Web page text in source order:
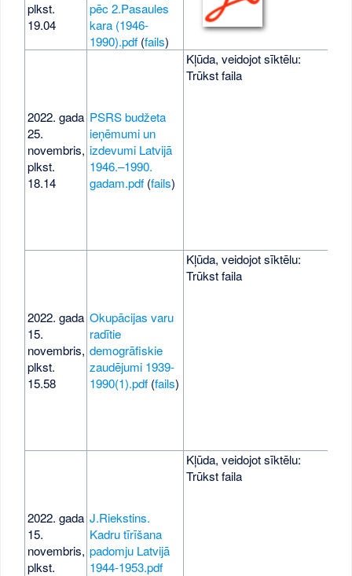
plkst.
19.04
pēc 2.Pasaules
kara (1946-
1990).pdf(fails)
2022. gada
25.
novembris,
plkst.
18.14
PSRS budžeta
ieņēmumi un
izdevumi Latvijā
1946.–1990.
gadam.pdf(fails)
Kļūda, veidojot sīktēlu:
Trūkst faila
2022. gada
15.
novembris,
plkst.
15.58
Okupācijas varu
radītie
demogrāfiskie
zaudējumi 1939-
1990(1).pdf(fails)
Kļūda, veidojot sīktēlu:
Trūkst faila
2022. gada
15.
novembris,
plkst.
J.Riekstins.
Kadru tīrīšana
padomju Latvijā
1944-1953.pdf
Kļūda, veidojot sīktēlu:
Trūkst faila